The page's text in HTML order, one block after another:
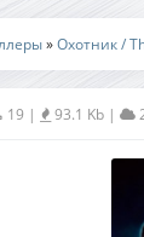
»Охотник /
19 | 93.1 Kb|